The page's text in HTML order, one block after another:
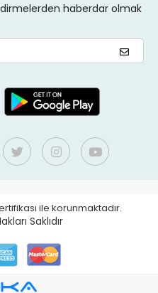
haberdar olmak
ile korunmaktadır.
Saklıdır